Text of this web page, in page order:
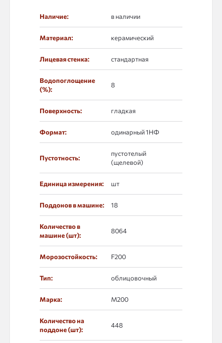
Наличие: в наличии
Материал: керамический
Лицевая стенка: стандартная
Водопоглощение
(%):
8
Поверхность: гладкая
Формат: одинарный 1НФ
Пустотность:
пустотелый
(щелевой)
Единица измерения: шт
Поддонов в машине: 18
Количество в
машине (шт):
8064
Морозостойкость: F200
Тип: облицовочный
Марка: М200
Количество на
поддоне (шт):
448